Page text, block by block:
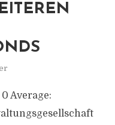
Average: